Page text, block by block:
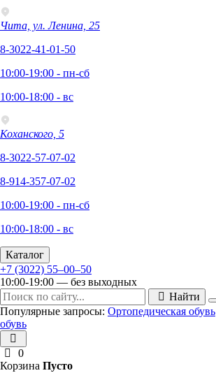
Чита, ул. Ленина, 25
8-3022-41-01-50
10:00-19:00 - пн-сб
10:00-18:00 - вс
Коханского, 5
8-3022-57-07-02
8-914-357-07-02
10:00-19:00 - пн-сб
10:00-18:00 - вс
Каталог
+7 (3022) 55‒00‒50
10:00-19:00 — без выходных
Найти
Популярные запросы: Ортопедическая обувь
обувь
0
Корзина Пусто